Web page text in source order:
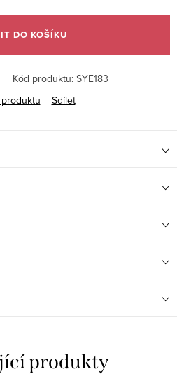
DO KOŠÍKU
Kód produktu: SYE183
Sdílet
produkty